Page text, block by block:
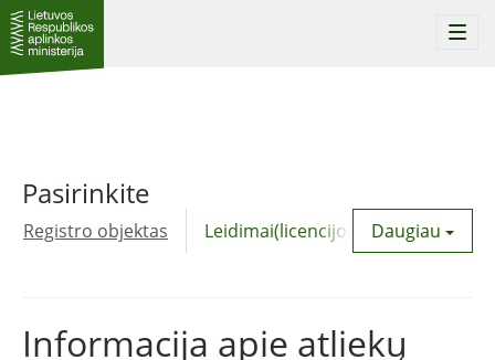
Pasirinkite
Registro objektas Leidimai(licencijos) Daugiau
Informacija apie atliekų